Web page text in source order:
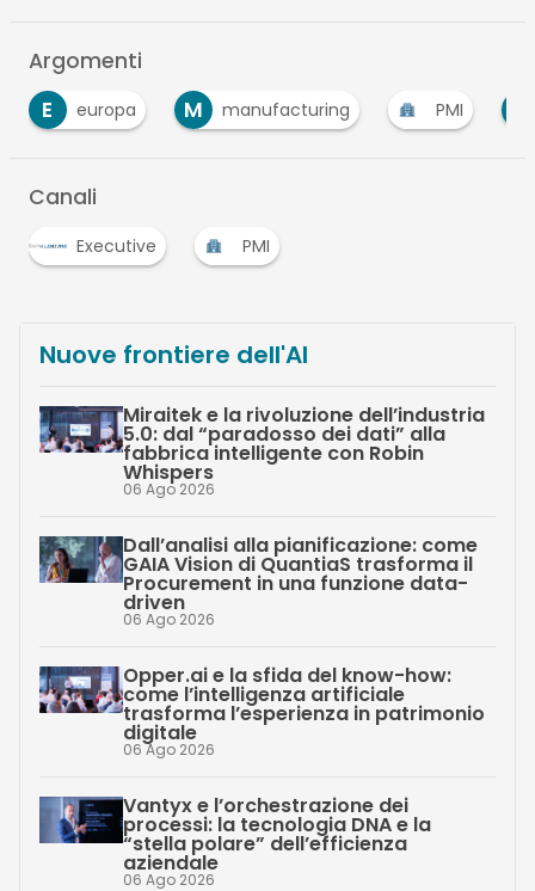
Argomenti
M
manufacturing PMI ricerche
Canali
Executive PMI
Nuove frontiere dell'AI
Miraitek e la rivoluzione dell’industria
5.0: dal “paradosso dei dati” alla
fabbrica intelligente con Robin
Whispers
06 Ago 2026
Dall’analisi alla pianificazione: come
GAIA Vision di QuantiaS trasforma il
Procurement in una funzione data-
driven
06 Ago 2026
Opper.ai e la sfida del know-how:
come l’intelligenza artificiale
trasforma l’esperienza in patrimonio
digitale
06 Ago 2026
Vantyx e l’orchestrazione dei
processi: la tecnologia DNA e la
“stella polare” dell’efficienza
aziendale
06 Ago 2026